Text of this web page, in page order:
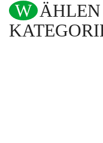
WÄHLEN SIE DIE